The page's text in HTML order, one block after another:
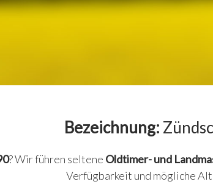
Bezeichnung:
? Wir führen seltene Oldtimer- und
Verfügbarkeit und mögliche